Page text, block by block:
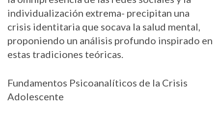
individualización extrema- precipitan una
crisis identitaria que socava la salud mental,
proponiendo un análisis profundo inspirado en
estas tradiciones teóricas.
Fundamentos Psicoanalíticos de la Crisis
Adolescente